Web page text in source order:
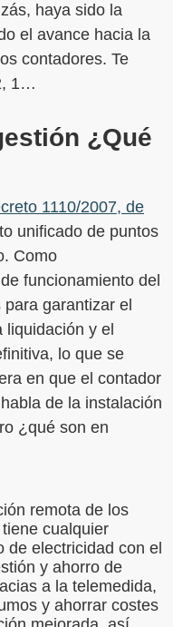
haya sido la
el avance hacia la
contadores. Te
1…
¿Qué
1110/2007, de
unificado de puntos
Como
funcionamiento del
garantizar el
liquidación y el
lo que se
en que el contador
de la instalación
¿qué son en
remota de los
cualquier
de electricidad con el
y ahorro de
a la telemedida,
y ahorrar costes